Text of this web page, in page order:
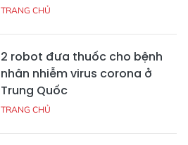
TRANG CHỦ
2 robot đưa thuốc cho bệnh
nhân nhiễm virus corona ở
Trung Quốc
TRANG CHỦ